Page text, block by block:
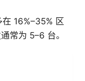
16%–35% 区
常为 5–6 台。